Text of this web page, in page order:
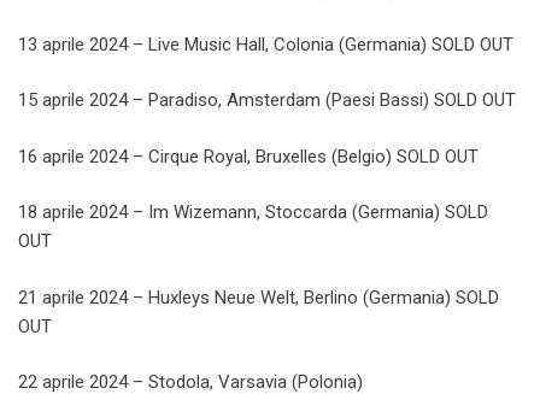
13 aprile 2024 – Live Music Hall, Colonia (Germania) SOLD OUT
15 aprile 2024 – Paradiso, Amsterdam (Paesi Bassi) SOLD OUT
16 aprile 2024 – Cirque Royal, Bruxelles (Belgio) SOLD OUT
18 aprile 2024 – Im Wizemann, Stoccarda (Germania) SOLD
OUT
21 aprile 2024 – Huxleys Neue Welt, Berlino (Germania) SOLD
OUT
22 aprile 2024 – Stodola, Varsavia (Polonia)